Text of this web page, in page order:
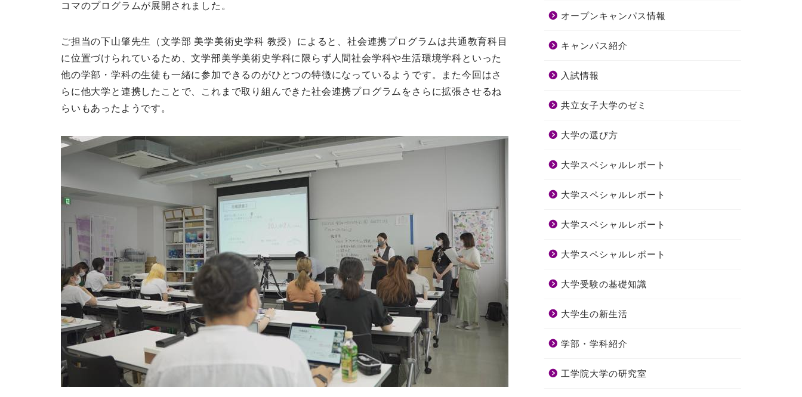
コマのプログラムが展開されました。
ご担当の下山肇先生（文学部 美学美術史学科 教授）によると、社会連携プログラムは共通教育科目
に位置づけられているため、文学部美学美術史学科に限らず人間社会学科や生活環境学科といった
他の学部・学科の生徒も一緒に参加できるのがひとつの特徴になっているようです。また今回はさ
らに他大学と連携したことで、これまで取り組んできた社会連携プログラムをさらに拡張させるね
らいもあったようです。
オープンキャンパス情報
キャンパス紹介
入試情報
共立女子大学のゼミ
大学の選び方
大学スペシャルレポート
大学スペシャルレポート
大学スペシャルレポート
大学スペシャルレポート
大学受験の基礎知識
大学生の新生活
学部・学科紹介
工学院大学の研究室